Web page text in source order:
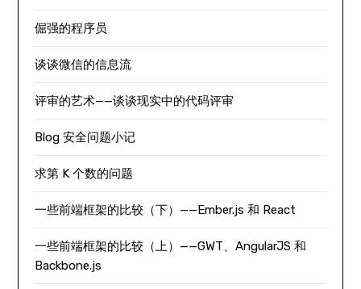
倔强的程序员
谈谈微信的信息流
评审的艺术——谈谈现实中的代码评审
Blog 安全问题小记
求第 K 个数的问题
一些前端框架的比较（下）——Ember.js 和 React
一些前端框架的比较（上）——GWT、AngularJS 和
Backbone.js